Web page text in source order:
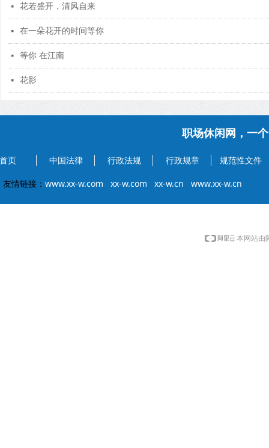
넷 花若盛开，清风自来
넷 在一朵花开的时间等你
넷 等你 在江南
넷 花影
页 中国法律 行政法规 行政规章 规范性文件
职场休闲网，一
友情链接： www.xx-w.com xx-w.com xx-w.cn www.xx-w.cn
本网站由